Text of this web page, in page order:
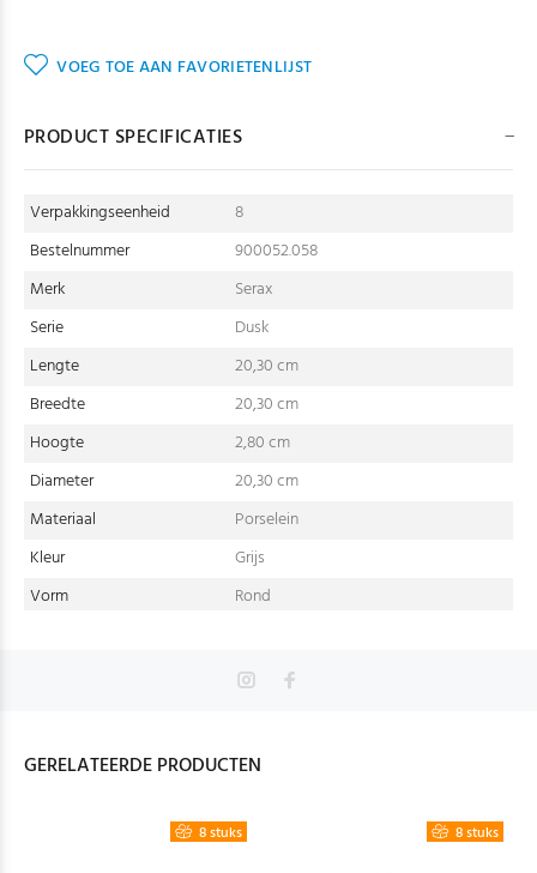
VOEG TOE AAN FAVORIETENLIJST
PRODUCT SPECIFICATIES
Verpakkingseenheid
8
Bestelnummer
900052.058
Merk
Serax
Serie
Dusk
Lengte
20,30 cm
Breedte
20,30 cm
Hoogte
2,80 cm
Diameter
20,30 cm
Materiaal
Porselein
Kleur
Grijs
Vorm
Rond
GERELATEERDE PRODUCTEN
8 stuks 8 stuks